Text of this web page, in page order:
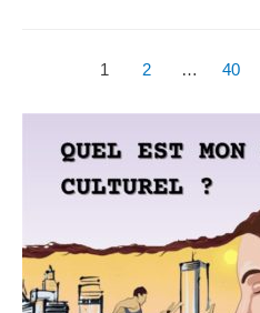
Paris
Pagination
des
publications
1 2 … 40